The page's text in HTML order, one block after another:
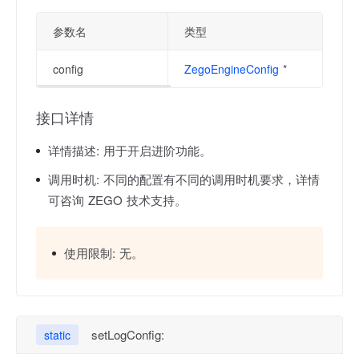
参数名 类型
config ZegoEngineConfig *
接口详情
详情描述: 用于开启进阶功能。
调用时机: 不同的配置有不同的调用时机要求，详情
可咨询 ZEGO 技术支持。
使用限制: 无。
static setLogConfig: